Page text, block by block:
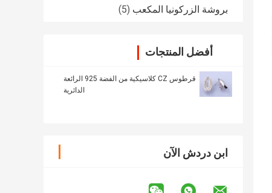
بروشة الزركونيا المكعب (5)
أفضل المنتجات
قرطوس CZ كلاسيكية من الفضة 925 الرائعة
الدائرية
ابن دردش الآن